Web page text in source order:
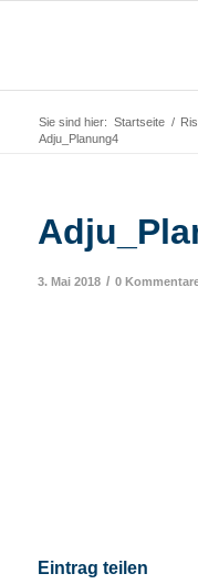
Sie sind hier: Startseite /
Adju_Planung4
3. Mai 2018 / 0
Eintrag teilen